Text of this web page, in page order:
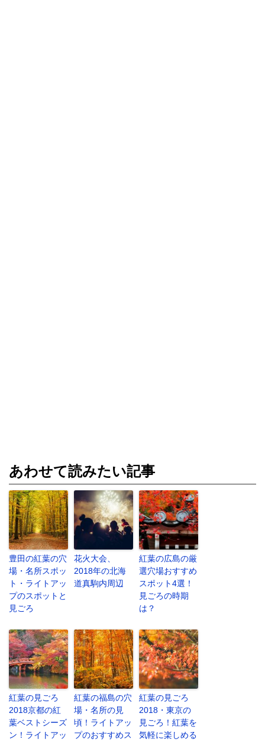
あわせて読みたい記事
豊田の紅葉の穴
場・名所スポッ
ト・ライトアッ
プのスポットと
見ごろ
花火大会、
2018年の北海
道真駒内周辺
紅葉の広島の厳
選穴場おすすめ
スポット4選！
見ごろの時期
は？
紅葉の見ごろ
2018京都の紅
葉ベストシーズ
ン！ライトアッ
紅葉の福島の穴
場・名所の見
頃！ライトアッ
プのおすすめス
紅葉の見ごろ
2018・東京の
見ごろ！紅葉を
気軽に楽しめる